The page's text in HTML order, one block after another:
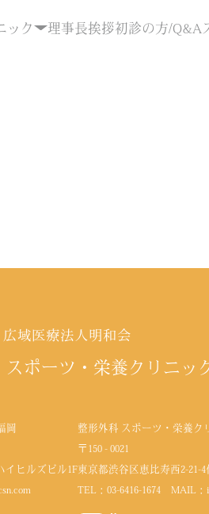
ック 理事長挨拶初診の方/Q&A
広域医療法人明和会
ポーツ・栄養クリニッ
岡
イヒルズビル1F
整形外科 スポーツ・栄養ク
〒150 - 0021
東京都渋谷区恵比寿西2-21-
TEL： 03-6416-1674MAIL：